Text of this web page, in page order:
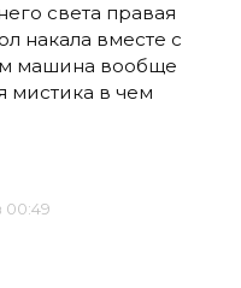
света правая
накала вместе с
машина вообще
мистика в чем
00:49